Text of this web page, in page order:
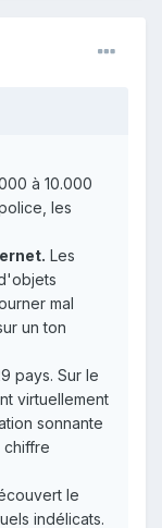
à 10.000
les
Les
mal
un ton
pays. Sur le
virtuellement
sonnante
chiffre
le
indélicats.